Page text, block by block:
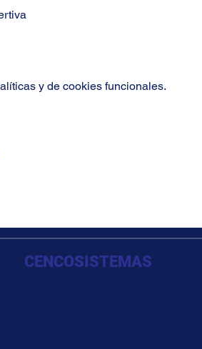
y de cookies funcionales.
CENCOSISTEMAS